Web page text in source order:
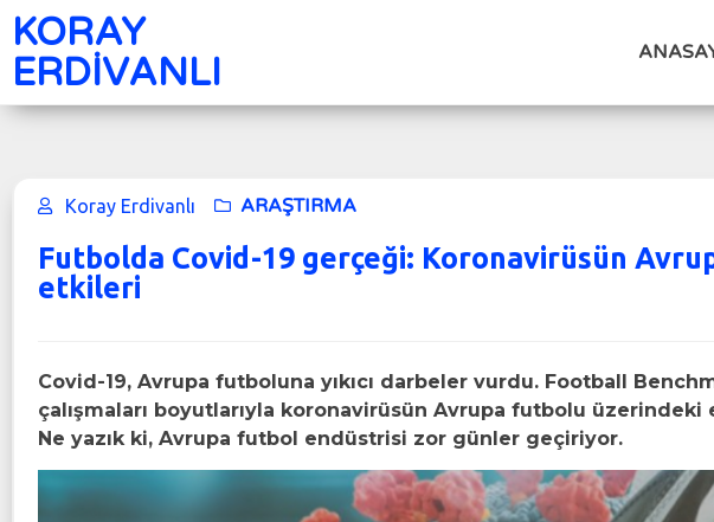
KORAY
ERDİVANLI
Koray Erdivanlı ARAŞTIRMA
Futbolda Covid-19 gerçeği: Koronavirüsün
etkileri
Covid-19, Avrupa futboluna yıkıcı darbeler vurdu. Football
çalışmaları boyutlarıyla koronavirüsün Avrupa futbolu üzerindeki
Ne yazık ki, Avrupa futbol endüstrisi zor günler geçiriyor.